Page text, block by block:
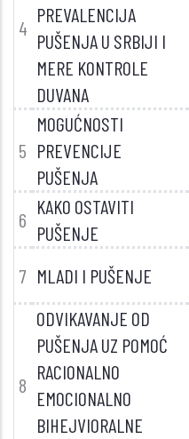
4
PREVALENCIJA
PUŠENJA U SRBIJI I
MERE KONTROLE
DUVANA
5
MOGUĆNOSTI
PREVENCIJE
PUŠENJA
6
KAKO OSTAVITI
PUŠENJE
7 MLADI I PUŠENJE
8
ODVIKAVANJE OD
PUŠENJA UZ POMOĆ
RACIONALNO
EMOCIONALNO
BIHEJVIORALNE